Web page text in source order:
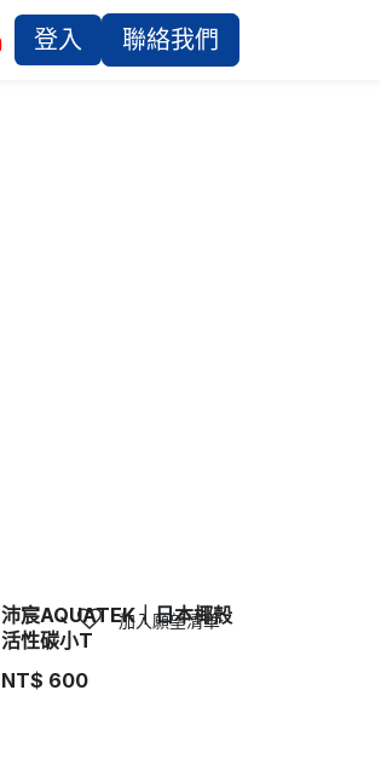
登入 聯絡我們
沛宸AQUATEK｜日本椰殼
活性碳小T
NT$ 600
加入願望清單